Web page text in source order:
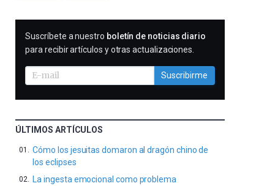
SUSCRIBIRME
Suscríbete a nuestro boletín de noticias diario
para recibir artículos y otras actualizaciones.
Suscribirme
ÚLTIMOS ARTÍCULOS
Cómo los jesuitas domaron al dragón chino de
los eclipses
La ingesta emocional como problema